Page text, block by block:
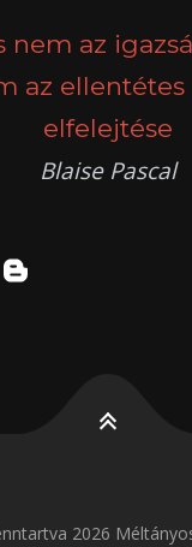
nem az
az ellentétes
elfelejtése
Blaise Pascal
blog
2026